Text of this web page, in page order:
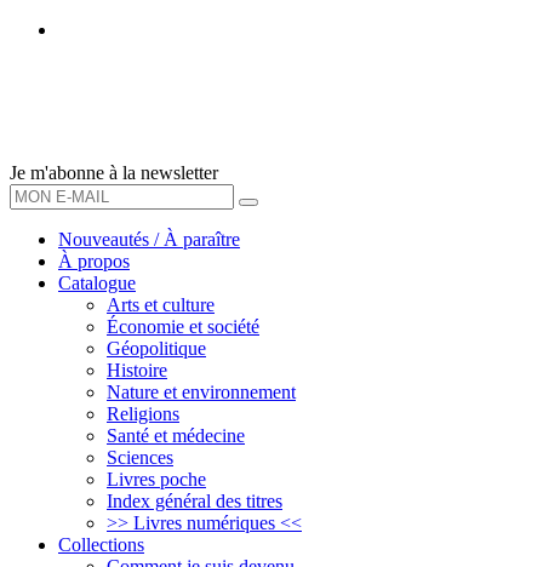
Je m'abonne à la newsletter
OK
Nouveautés / À paraître
À propos
Catalogue
Arts et culture
Économie et société
Géopolitique
Histoire
Nature et environnement
Religions
Santé et médecine
Sciences
Livres poche
Index général des titres
>> Livres numériques <<
Collections